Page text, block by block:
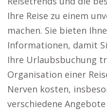
Ihre Reise zu einem
machen. Sie bieten
Informationen, damit
Ihre Urlaubsbuchung
Organisation einer
Nerven kosten,
verschiedene